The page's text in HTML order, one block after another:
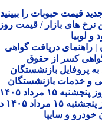
حبوبات را ببینید /
های بازار / قیمت روز
دریافت گواهی
کسر از حقوق
بازنشستگان
خدمات بازنشستگان
قیمت خودروهای ایران خودرو سایپا امروز پنجشنبه ۱۵ مرداد ۱۴۰۵ |
قیمت خودروهای ایران خودرو سایپا امروز پنجشنبه ۱۵ مرداد ۱۴۰۵ در
و سایپا